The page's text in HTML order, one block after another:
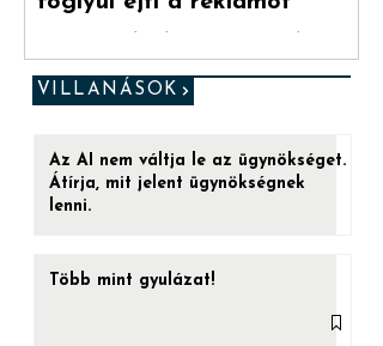
[Red Pill #1] Az insight
foglyul ejti a reklámot
ágyadban, azt hiszed, amit hinni akarsz.
De ha a...
VILLANÁSOK
lenni.